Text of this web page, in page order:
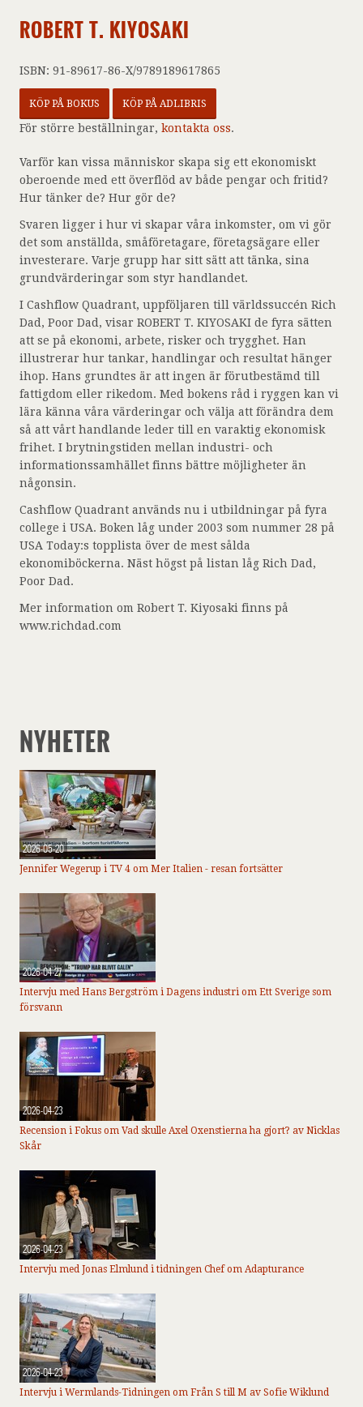
ROBERT T. KIYOSAKI
ISBN: 91-89617-86-X/9789189617865
KÖP PÅ BOKUS KÖP PÅ ADLIBRIS
För större beställningar, kontakta oss.
Varför kan vissa människor skapa sig ett ekonomiskt
oberoende med ett överflöd av både pengar och fritid?
Hur tänker de? Hur gör de?
Svaren ligger i hur vi skapar våra inkomster, om vi gör
det som anställda, småföretagare, företagsägare eller
investerare. Varje grupp har sitt sätt att tänka, sina
grundvärderingar som styr handlandet.
I Cashflow Quadrant, uppföljaren till världssuccén Rich
Dad, Poor Dad, visar ROBERT T. KIYOSAKI de fyra sätten
att se på ekonomi, arbete, risker och trygghet. Han
illustrerar hur tankar, handlingar och resultat hänger
ihop. Hans grundtes är att ingen är förutbestämd till
fattigdom eller rikedom. Med bokens råd i ryggen kan vi
lära känna våra värderingar och välja att förändra dem
så att vårt handlande leder till en varaktig ekonomisk
frihet. I brytningstiden mellan industri- och
informationssamhället finns bättre möjligheter än
någonsin.
Cashflow Quadrant används nu i utbildningar på fyra
college i USA. Boken låg under 2003 som nummer 28 på
USA Today:s topplista över de mest sålda
ekonomiböckerna. Näst högst på listan låg Rich Dad,
Poor Dad.
Mer information om Robert T. Kiyosaki finns på
www.richdad.com
NYHETER
2026-05-20
Jennifer Wegerup i TV 4 om Mer Italien - resan fortsätter
2026-04-27
Intervju med Hans Bergström i Dagens industri om Ett Sverige som
försvann
2026-04-23
Recension i Fokus om Vad skulle Axel Oxenstierna ha gjort? av Nicklas
Skår
2026-04-23
Intervju med Jonas Elmlund i tidningen Chef om Adapturance
2026-04-23
Intervju i Wermlands-Tidningen om Från S till M av Sofie Wiklund